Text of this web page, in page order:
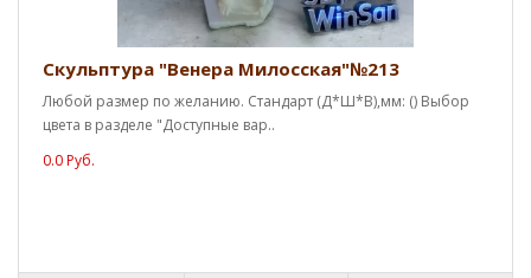
Скульптура "Венера Милосская"№213
Любой размер по желанию. Стандарт (Д*Ш*В),мм: () Выбор
цвета в разделе "Доступные вар..
0.0 Руб.